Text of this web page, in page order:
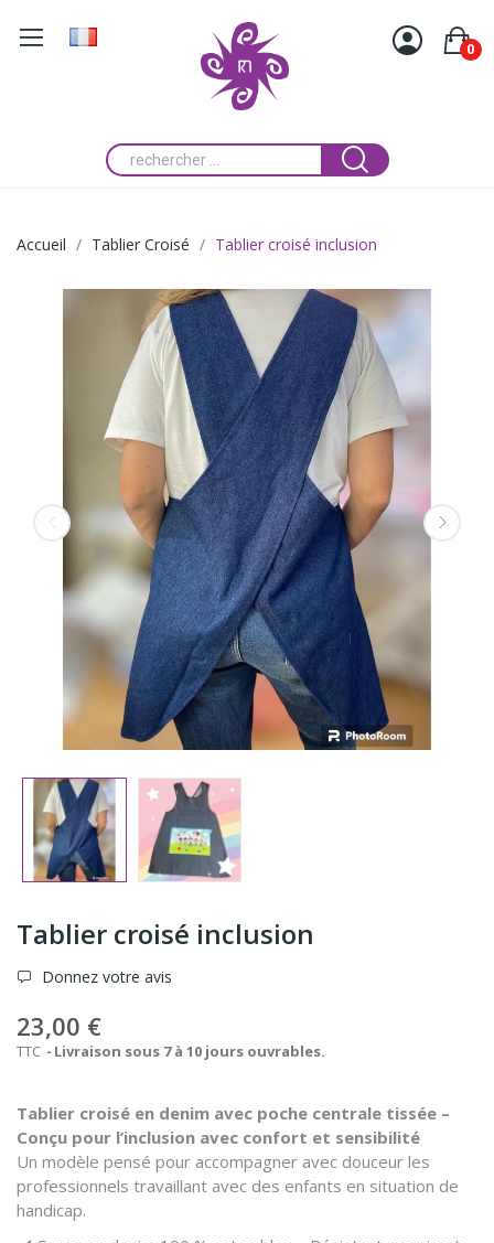
0
Accueil Tablier Croisé Tablier croisé inclusion
Tablier croisé inclusion
Donnez votre avis
23,00 €
TTC Livraison sous 7 à 10 jours ouvrables.
Tablier croisé en denim avec poche centrale tissée –
Conçu pour l’inclusion avec confort et sensibilité
Un modèle pensé pour accompagner avec douceur les
professionnels travaillant avec des enfants en situation de
handicap.